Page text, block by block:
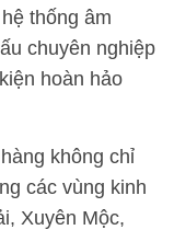
thống âm
chuyên nghiệp
hoàn hảo
không chỉ
các vùng kinh
Xuyên Mộc,